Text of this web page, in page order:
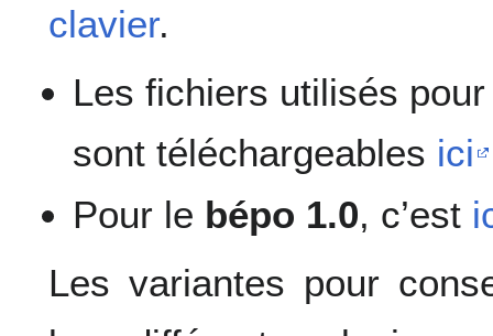
clavier.
Les fichiers utilisés
sont téléchargeables ici
Pour le bépo 1.0, c’est
Les variantes pour